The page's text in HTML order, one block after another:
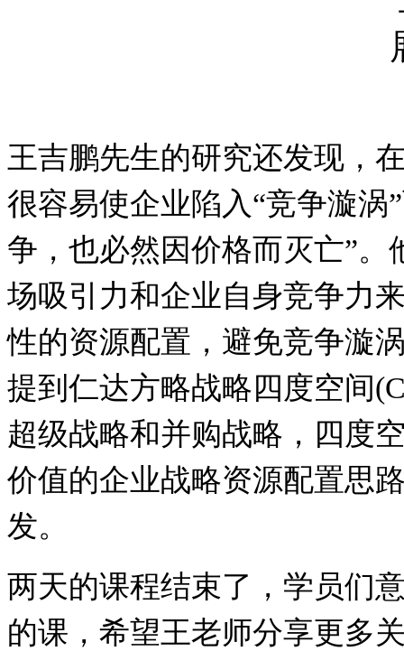
王吉鹏先生的研究还发现，
很容易使企业陷入“竞争漩涡”
争，也必然因价格而灭亡”。
场吸引力和企业自身竞争力
性的资源配置，避免竞争漩
提到仁达方略战略四度空间
超级战略和并购战略，四度
价值的企业战略资源配置思
发。
两天的课程结束了，学员们
的课，希望王老师分享更多